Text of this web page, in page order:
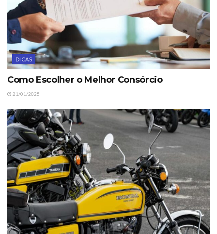
DICAS
Como Escolher o Melhor Consórcio
21/01/2025